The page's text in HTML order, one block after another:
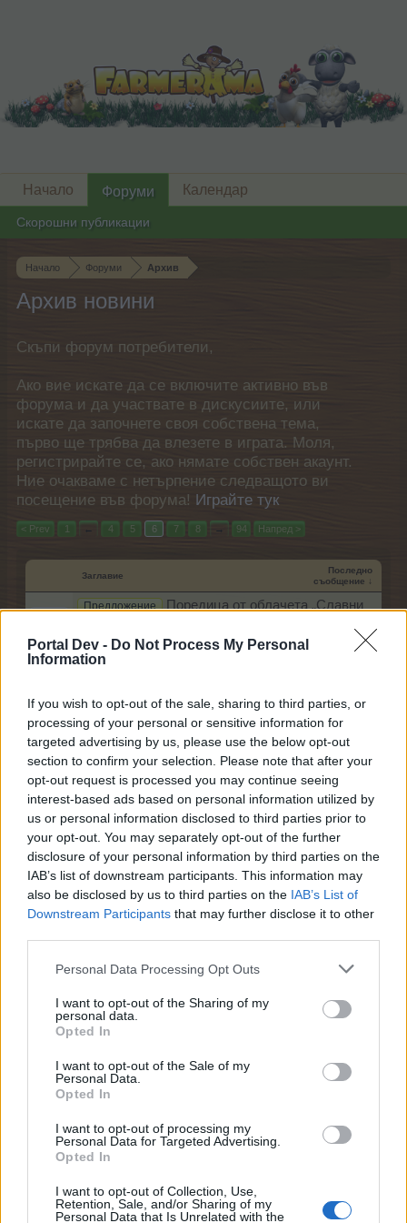
Portal Dev - Do Not Process My Personal
Information
If you wish to opt-out of the sale, sharing to third parties, or
processing of your personal or sensitive information for
targeted advertising by us, please use the below opt-out
section to confirm your selection. Please note that after your
opt-out request is processed you may continue seeing
interest-based ads based on personal information utilized by
us or personal information disclosed to third parties prior to
your opt-out. You may separately opt-out of the further
disclosure of your personal information by third parties on the
IAB’s list of downstream participants. This information may
also be disclosed by us to third parties on the IAB’s List of
Downstream Participants that may further disclose it to other
Personal Data Processing Opt Outs
I want to opt-out of the Sharing of my
personal data.
Opted In
I want to opt-out of the Sale of my
Personal Data.
Opted In
I want to opt-out of processing my
Personal Data for Targeted Advertising.
Opted In
I want to opt-out of Collection, Use,
Retention, Sale, and/or Sharing of my
Personal Data that Is Unrelated with the
Начало Форуми Архив
Архив новини
Скъпи форум потребители,
Ако вие искате да се включите активно във
форума и да участвате в дискусиите, или
искате да започнете своя собствена тема,
първо ще трябва да влезете в играта. Моля,
регистрирайте се, ако нямате собствен акаунт.
Ние очакваме с нетърпение следващото ви
посещение във форума! Играйте тук
< Prev 1 ← 4 5 6 7 8 → 94 Напред >
Заглавие
Последно
съобщение ↓
Предложение
Поредица от облачета „Славни
mushnu4ka
Отговори:
0 21.11.25
mushnu4ka
Отговори:
1 20.11.25
Събитие Сезон на джентълмените (сезон 55)
mushnu4ka
0 20.11.25
Събитие Есенен фестивал
Отговори:
1 19.11.25
Събитие Голямата гонитба
mushnu4ka
Отговори:
0 19.11.25
Събитие Мания за животни
Кобрелия
mushnu4ka
Малко събитие
Панаирът на Ренцо с нови
награди
Кобрелия
Предложение
Разпродажбата на Негово
величество
mushnu4ka
Събитие
Призрачно училище - поредица от
уикенд куестове
Известие Честит Хелоуин
Начало Форуми
Скорошни публикации
Календар